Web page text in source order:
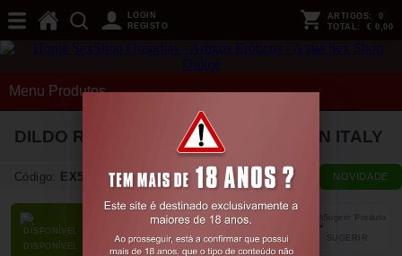
LOGIN
REGISTO
ARTIGOS: 0
TOTAL: € 0,00
Menu Produtos
DILDO REALISTA TEO 14 CM MADE IN ITALY
Código: EX55482 NOVIDADE
DISPONÍVEL
SUGERIR
PARTILHAR